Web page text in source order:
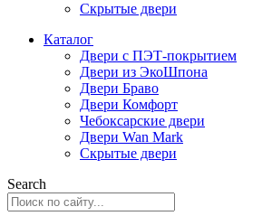
Скрытые двери
Каталог
Двери с ПЭТ-покрытием
Двери из ЭкоШпона
Двери Браво
Двери Комфорт
Чебоксарские двери
Двери Wan Mark
Скрытые двери
Search